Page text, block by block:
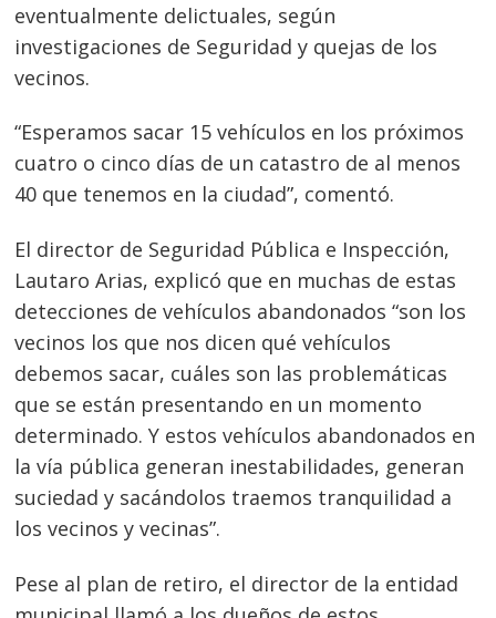
eventualmente delictuales, según
investigaciones de Seguridad y quejas de los
vecinos.
“Esperamos sacar 15 vehículos en los próximos
cuatro o cinco días de un catastro de al menos
40 que tenemos en la ciudad”, comentó.
El director de Seguridad Pública e Inspección,
Lautaro Arias, explicó que en muchas de estas
detecciones de vehículos abandonados “son los
vecinos los que nos dicen qué vehículos
debemos sacar, cuáles son las problemáticas
que se están presentando en un momento
determinado. Y estos vehículos abandonados en
la vía pública generan inestabilidades, generan
suciedad y sacándolos traemos tranquilidad a
los vecinos y vecinas”.
Pese al plan de retiro, el director de la entidad